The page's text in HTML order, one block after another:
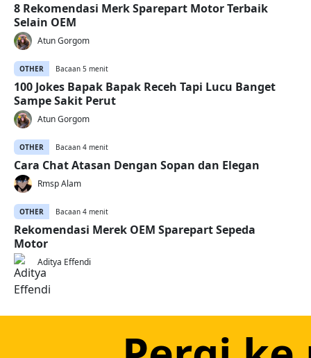
8 Rekomendasi Merk Sparepart Motor Terbaik
Selain OEM
Atun Gorgom
OTHER Bacaan 5 menit
100 Jokes Bapak Bapak Receh Tapi Lucu Banget
Sampe Sakit Perut
Atun Gorgom
OTHER Bacaan 4 menit
Cara Chat Atasan Dengan Sopan dan Elegan
Rmsp Alam
OTHER Bacaan 4 menit
Rekomendasi Merek OEM Sparepart Sepeda
Motor
Aditya Effendi